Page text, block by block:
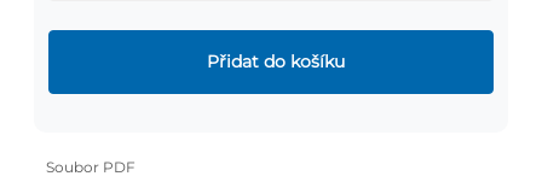
Přidat do košíku
Soubor PDF